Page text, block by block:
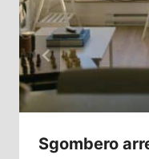
Sgombero